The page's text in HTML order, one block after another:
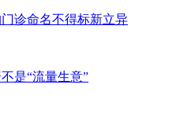
诊命名不得标新立异
是“流量生意”